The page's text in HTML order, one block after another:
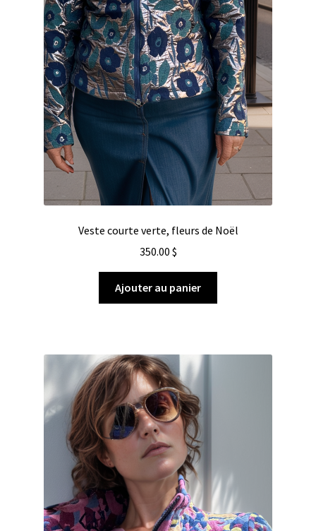
Veste courte verte, fleurs de Noël
350.00 $
Ajouter au panier